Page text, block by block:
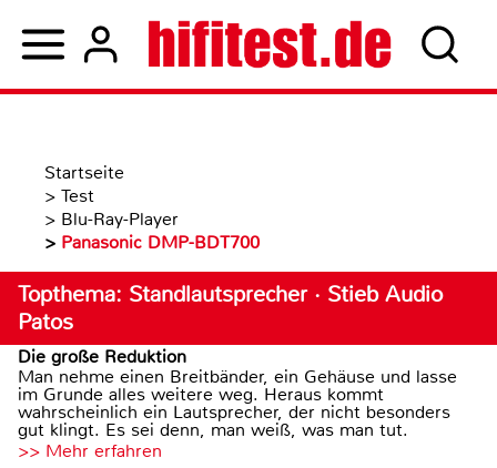
Startseite
> Test
> Blu-Ray-Player
> Panasonic DMP-BDT700
Topthema: Standlautsprecher · Stieb Audio
Patos
Die große Reduktion
Man nehme einen Breitbänder, ein Gehäuse und lasse
im Grunde alles weitere weg. Heraus kommt
wahrscheinlich ein Lautsprecher, der nicht besonders
gut klingt. Es sei denn, man weiß, was man tut.
>> Mehr erfahren